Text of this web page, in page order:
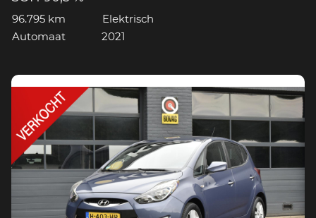
96.795 km
Elektrisch
Automaat
2021